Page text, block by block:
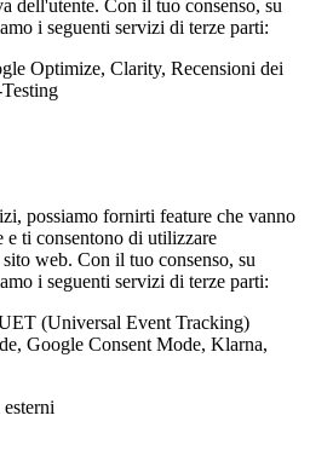
dell'utente. Con il tuo consenso, su
i seguenti servizi di terze parti:
Optimize, Clarity, Recensioni dei
possiamo fornirti feature che vanno
e ti consentono di utilizzare
web. Con il tuo consenso, su
i seguenti servizi di terze parti:
(Universal Event Tracking)
Google Consent Mode, Klarna,